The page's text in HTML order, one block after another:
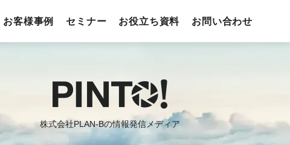
お客様事例 セミナー お役立ち資料 お問い合わせ
株式会社PLAN-Bの情報発信メディア